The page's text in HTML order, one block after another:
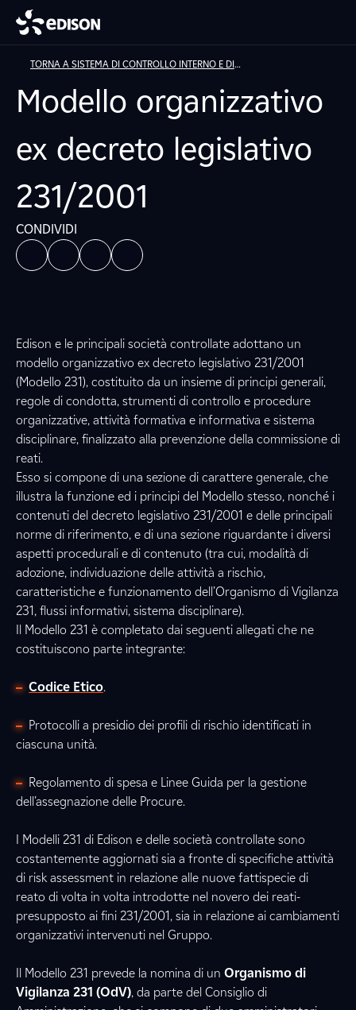
TORNA A SISTEMA DI CONTROLLO INTERNO E DI
Modello organizzativo
ex decreto legislativo
231/2001
CONDIVIDI
Edison e le principali società controllate adottano un
modello organizzativo ex decreto legislativo 231/2001
(Modello 231), costituito da un insieme di principi generali,
regole di condotta, strumenti di controllo e procedure
organizzative, attività formativa e informativa e sistema
disciplinare, finalizzato alla prevenzione della commissione di
reati.
Esso si compone di una sezione di carattere generale, che
illustra la funzione ed i principi del Modello stesso, nonché i
contenuti del decreto legislativo 231/2001 e delle principali
norme di riferimento, e di una sezione riguardante i diversi
aspetti procedurali e di contenuto (tra cui, modalità di
adozione, individuazione delle attività a rischio,
caratteristiche e funzionamento dell’Organismo di Vigilanza
231, flussi informativi, sistema disciplinare).
Il Modello 231 è completato dai seguenti allegati che ne
costituiscono parte integrante:
Codice Etico.
Protocolli a presidio dei profili di rischio identificati in
ciascuna unità.
Regolamento di spesa e Linee Guida per la gestione
dell’assegnazione delle Procure.
I Modelli 231 di Edison e delle società controllate sono
costantemente aggiornati sia a fronte di specifiche attività
di risk assessment in relazione alle nuove fattispecie di
reato di volta in volta introdotte nel novero dei reati-
presupposto ai fini 231/2001, sia in relazione ai cambiamenti
organizzativi intervenuti nel Gruppo.
Il Modello 231 prevede la nomina di un Organismo di
Vigilanza 231 (OdV), da parte del Consiglio di